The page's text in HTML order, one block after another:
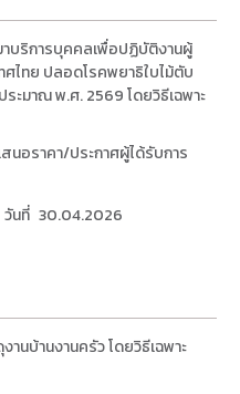
าบริการบุคคลเพื่อปฏิบัติงานผู้
ศไทย ปลอดโรคพยาธิใบไม้ตับ
ระมาณ พ.ศ. 2569 โดยวิธีเฉพาะ
นอราคา/ประกาศผู้ได้รับการ
วันที่ 30.04.2026
านบ้านงานครัว โดยวิธีเฉพาะ